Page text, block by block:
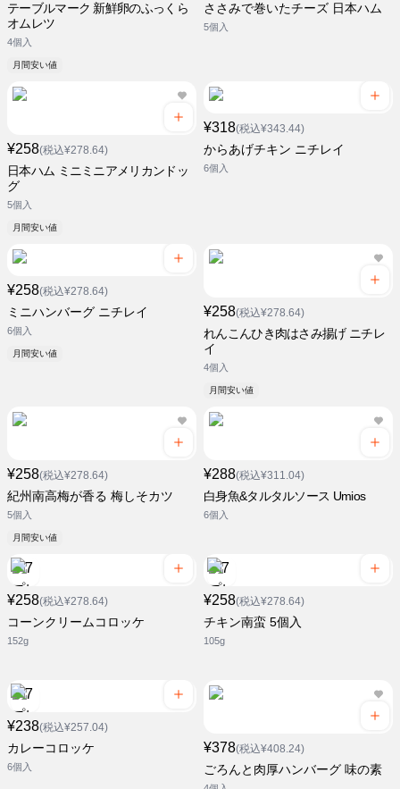
テーブルマーク 新鮮卵のふっくら
オムレツ
4個入
月間安い値
ささみで巻いたチーズ 日本ハム
5個入
¥258(税込¥278.64)
日本ハム ミニミニアメリカンドッ
グ
5個入
月間安い値
¥318(税込¥343.44)
からあげチキン ニチレイ
6個入
¥258(税込¥278.64)
ミニハンバーグ ニチレイ
6個入
月間安い値
¥258(税込¥278.64)
れんこんひき肉はさみ揚げ ニチレ
イ
4個入
月間安い値
¥258(税込¥278.64)
紀州南高梅が香る 梅しそカツ
5個入
月間安い値
¥288(税込¥311.04)
白身魚&タルタルソース Umios
6個入
¥258(税込¥278.64)
コーンクリームコロッケ
152g
¥258(税込¥278.64)
チキン南蛮 5個入
105g
¥238(税込¥257.04)
カレーコロッケ
6個入
¥378(税込¥408.24)
ごろんと肉厚ハンバーグ 味の素